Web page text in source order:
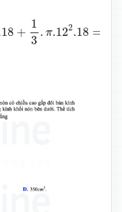
+
1
3
. π.122.18 =
2.18